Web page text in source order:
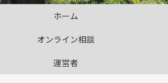
ホーム
オンライン相談
運営者